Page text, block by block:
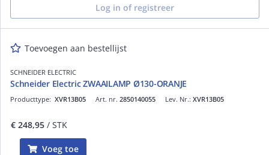
Log in of registreer
Toevoegen aan bestellijst
SCHNEIDER ELECTRIC
Schneider Electric ZWAAILAMP Ø130-ORANJE
Art. nr. 2850140055
Producttype: XVR13B05 Lev. Nr.: XVR13B05
€ 248,95 / STK
Voeg toe